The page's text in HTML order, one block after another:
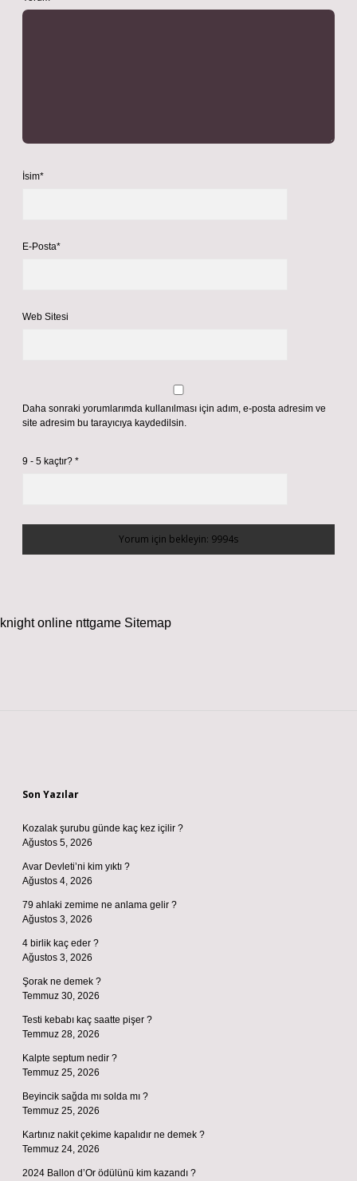
İsim*
E-Posta*
Web Sitesi
Daha sonraki yorumlarımda kullanılması için adım, e-posta adresim ve
site adresim bu tarayıcıya kaydedilsin.
9 - 5 kaçtır? *
knight online nttgame Sitemap
Son Yazılar
Kozalak şurubu günde kaç kez içilir ?
Ağustos 5, 2026
Avar Devleti’ni kim yıktı ?
Ağustos 4, 2026
79 ahlaki zemime ne anlama gelir ?
Ağustos 3, 2026
4 birlik kaç eder ?
Ağustos 3, 2026
Şorak ne demek ?
Temmuz 30, 2026
Testi kebabı kaç saatte pişer ?
Temmuz 28, 2026
Kalpte septum nedir ?
Temmuz 25, 2026
Beyincik sağda mı solda mı ?
Temmuz 25, 2026
Kartınız nakit çekime kapalıdır ne demek ?
Temmuz 24, 2026
2024 Ballon d’Or ödülünü kim kazandı ?